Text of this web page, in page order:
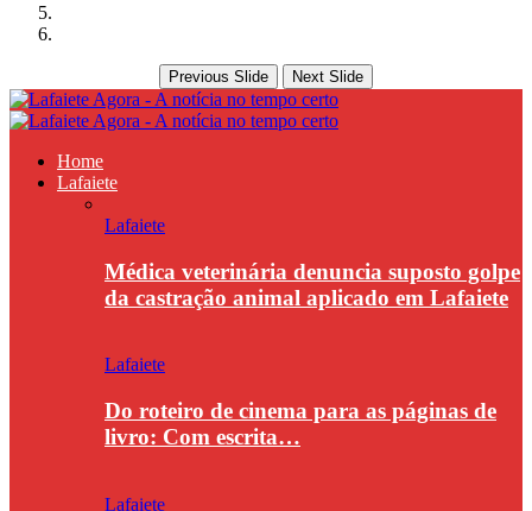
Previous Slide Next Slide
Home
Lafaiete
Lafaiete
Médica veterinária denuncia suposto golpe
da castração animal aplicado em Lafaiete
Lafaiete
Do roteiro de cinema para as páginas de
livro: Com escrita…
Lafaiete